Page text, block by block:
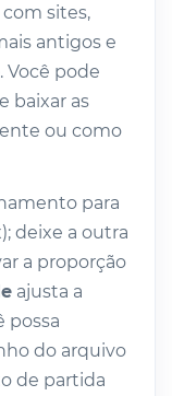
sites,
antigos e
Você pode
e baixar as
ou como
para
deixe a outra
a proporção
ajusta a
possa
do arquivo
de partida